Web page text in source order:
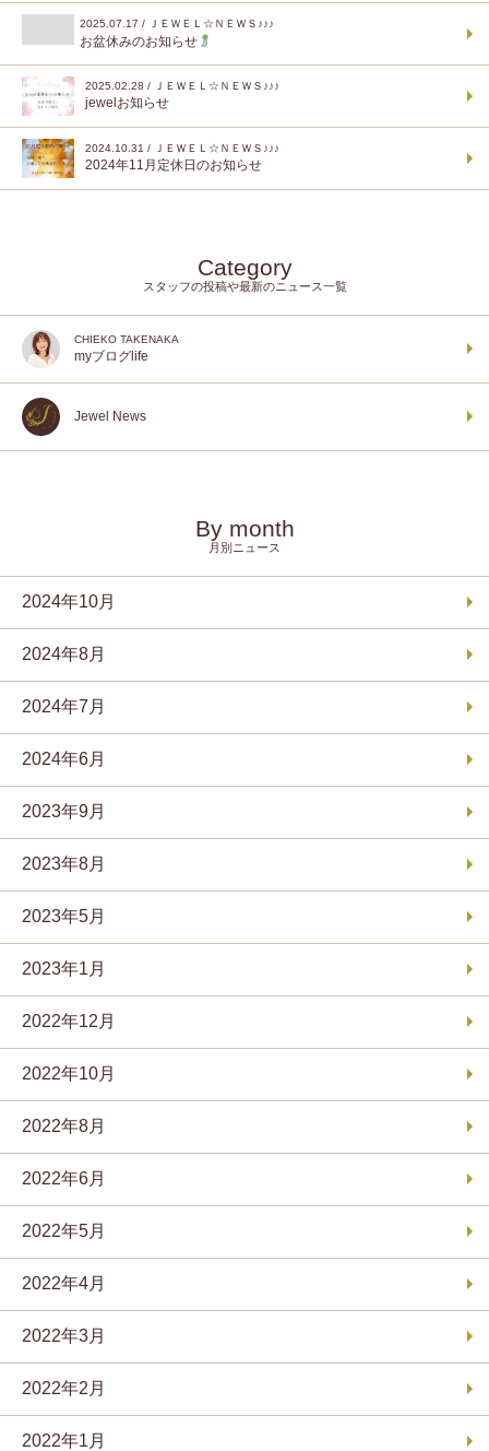
2025.07.17 / ＪＥＷＥＬ☆ＮＥＷＳ♪♪♪
お盆休みのお知らせ
2025.02.28 / ＪＥＷＥＬ☆ＮＥＷＳ♪♪♪
jewelお知らせ
2024.10.31 / ＪＥＷＥＬ☆ＮＥＷＳ♪♪♪
2024年11月定休日のお知らせ
Category
スタッフの投稿や最新のニュース一覧
CHIEKO TAKENAKA
myブログlife
Jewel News
By month
月別ニュース
2024年10月
2024年8月
2024年7月
2024年6月
2023年9月
2023年8月
2023年5月
2023年1月
2022年12月
2022年10月
2022年8月
2022年6月
2022年5月
2022年4月
2022年3月
2022年2月
2022年1月